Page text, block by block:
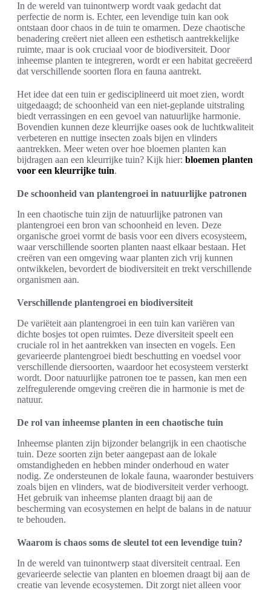
In de wereld van tuinontwerp wordt vaak gedacht dat
perfectie de norm is. Echter, een levendige tuin kan ook
ontstaan door chaos in de tuin te omarmen. Deze chaotische
benadering creëert niet alleen een esthetisch aantrekkelijke
ruimte, maar is ook cruciaal voor de biodiversiteit. Door
inheemse planten te integreren, wordt er een habitat gecreëerd
dat verschillende soorten flora en fauna aantrekt.
Het idee dat een tuin er gedisciplineerd uit moet zien, wordt
uitgedaagd; de schoonheid van een niet-geplande uitstraling
biedt verrassingen en een gevoel van natuurlijke harmonie.
Bovendien kunnen deze kleurrijke oases ook de luchtkwaliteit
verbeteren en nuttige insecten zoals bijen en vlinders
aantrekken. Meer weten over hoe bloemen planten kan
bijdragen aan een kleurrijke tuin? Kijk hier: bloemen planten
voor een kleurrijke tuin.
De schoonheid van plantengroei in natuurlijke patronen
In een chaotische tuin zijn de natuurlijke patronen van
plantengroei een bron van schoonheid en leven. Deze
organische groei vormt de basis voor een divers ecosysteem,
waar verschillende soorten planten naast elkaar bestaan. Het
creëren van een omgeving waar planten zich vrij kunnen
ontwikkelen, bevordert de biodiversiteit en trekt verschillende
organismen aan.
Verschillende plantengroei en biodiversiteit
De variëteit aan plantengroei in een tuin kan variëren van
dichte bosjes tot open ruimtes. Deze diversiteit speelt een
cruciale rol in het aantrekken van insecten en vogels. Een
gevarieerde plantengroei biedt beschutting en voedsel voor
verschillende diersoorten, waardoor het ecosysteem versterkt
wordt. Door natuurlijke patronen toe te passen, kan men een
zelfregulerende omgeving creëren die in harmonie is met de
natuur.
De rol van inheemse planten in een chaotische tuin
Inheemse planten zijn bijzonder belangrijk in een chaotische
tuin. Deze soorten zijn beter aangepast aan de lokale
omstandigheden en hebben minder onderhoud en water
nodig. Ze ondersteunen de lokale fauna, waaronder bestuivers
zoals bijen en vlinders, wat de biodiversiteit verder verhoogt.
Het gebruik van inheemse planten draagt bij aan de
bescherming van ecosystemen en helpt de balans in de natuur
te behouden.
Waarom is chaos soms de sleutel tot een levendige tuin?
In de wereld van tuinontwerp staat diversiteit centraal. Een
gevarieerde selectie van planten en bloemen draagt bij aan de
creatie van levende ecosystemen. Dit zorgt niet alleen voor